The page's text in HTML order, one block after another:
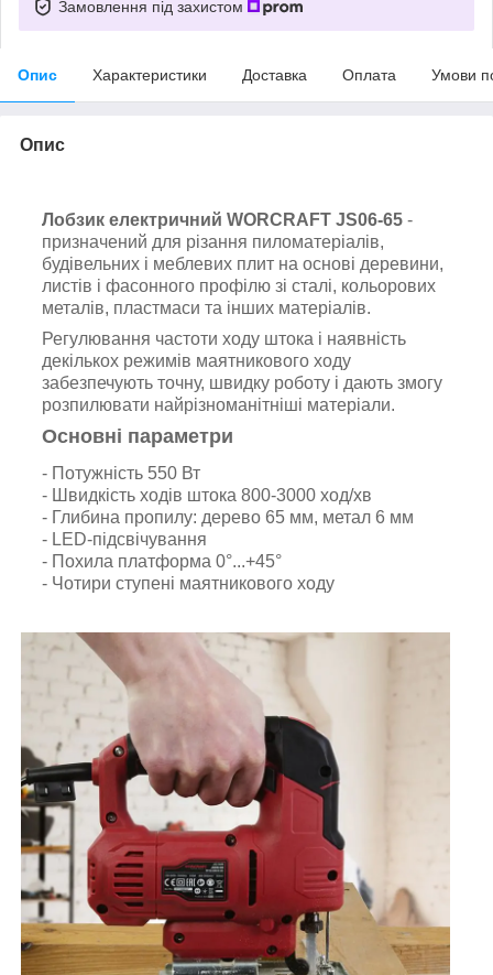
Замовлення під захистом
Опис Характеристики Доставка Оплата Умови
Опис
Лобзик електричний WORCRAFT JS06‑65 -
призначений для різання пиломатеріалів,
будівельних і меблевих плит на основі деревини,
листів і фасонного профілю зі сталі, кольорових
металів, пластмаси та інших матеріалів.
Регулювання частоти ходу штока і наявність
декількох режимів маятникового ходу
забезпечують точну, швидку роботу і дають змогу
розпилювати найрізноманітніші матеріали.
Основні параметри
- Потужність 550 Вт
- Швидкість ходів штока 800-3000 ход/хв
- Глибина пропилу: дерево 65 мм, метал 6 мм
- LED-підсвічування
- Похила платформа 0°...+45°
- Чотири ступені маятникового ходу